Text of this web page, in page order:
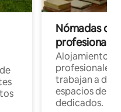
Nómadas
Alojamientos
profesionales
trabajan a
espacios de
dedicados.